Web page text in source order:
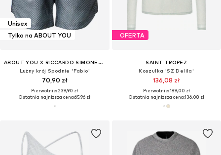
Unisex
Tylko na ABOUT YOU
ABOUT YOU X RICCARDO SIMONETTI
Lużny krój Spodnie 'Fabio'
70,90 zł
Pierwotnie: 239,90 zł
Ostatnia najniższa cena:65,96 zł
OFERTA
SAINT TROPEZ
Koszulka 'SZ Delila'
136,08 zł
Pierwotnie: 189,00 zł
Ostatnia najniższa cena:136,08 zł